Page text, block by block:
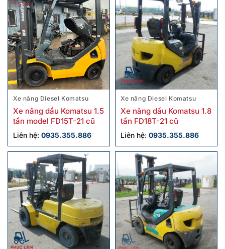
Xe nâng Diesel Komatsu
Xe nâng dầu Komatsu 1.5
tấn model FD15T-21 cũ
Liên hệ: 0935.355.886
Xe nâng Diesel Komatsu
Xe nâng dầu Komatsu 1.8
tấn FD18T-21 cũ
Liên hệ: 0935.355.886